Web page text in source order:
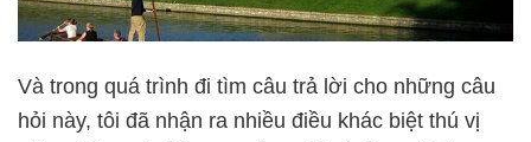
Và trong quá trình đi tìm câu trả lời cho những câu
hỏi này, tôi đã nhận ra nhiều điều khác biệt thú vị